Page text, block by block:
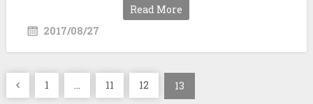
Read More
2017/08/27
投
1 … 11 12 13